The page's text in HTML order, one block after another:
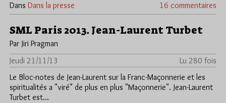
Dans Dans la presse 16 commentaires
SML Paris 2013. Jean-Laurent Turbet
Par Jiri Pragman
Jeudi 21/11/13
Lu 280 fois
Le Bloc-notes de Jean-Laurent sur la Franc-Maçonnerie et les
spiritualités a "viré" de plus en plus "Maçonnerie". Jean-Laurent
Turbet est…